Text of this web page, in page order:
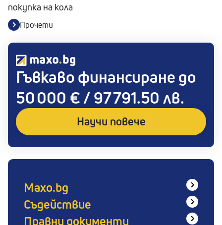
покупка на кола
Прочети
Гъвкаво финансиране до
50 000 € / 97 791.50 лв.
Научи повече
Maxo.bg
За нас
Блог
Съдействие
Имаш въпрос
Правни документи